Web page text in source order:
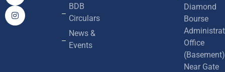
BDB
Circulars
News &
Events
Diamond
Bourse
Office
(Basement)
Near Gate